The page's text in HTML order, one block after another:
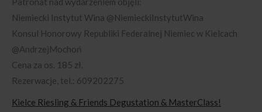
Niemiecki Instytut Wina @NiemieckiInstytutWina
Konsul Honorowy Republiki Federalnej Niemiec w Kielcach
@AndrzejMochoń
Cena za os. 185 zł.
Rezerwacje, tel.: 609202275
Kielce Riesling & Friends Degustation & MasterClass!